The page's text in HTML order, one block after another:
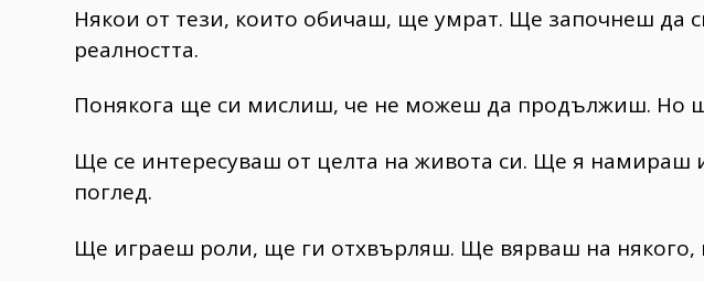
Някои от тези, които обичаш, ще умрат. Ще започнеш да
реалността.
Понякога ще си мислиш, че не можеш да продължиш. Но
Ще се интересуваш от целта на живота си. Ще я намираш
поглед.
Ще играеш роли, ще ги отхвърляш. Ще вярваш на някого,